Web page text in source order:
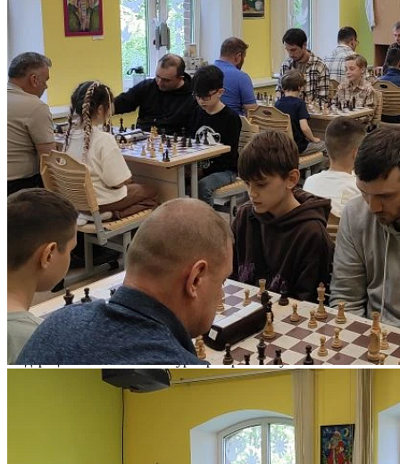
18 мая 2026 01:05
Количество просмотров: 372
Яркое, праздничное событие-семейный шахматный турнир,
состоялся 17 мая в Детско-юношеском центре «На
Комсомольской». Турнир проходил в формате соревнований
семейных команд, посвящённый Дню Семьи! В состав команд
(семейных пар), принимающих участие в турнире, входили
юные шахматисты, обучающиеся в шахматных студиях ДЮЦ
"На Комсомольской", родители (законные представители) и
ближайшие родственники (дедушка, бабушка).
Соревнования проводились по Правилам игры в шахматы,
утверждённым Министерством спорта Российской
Федерации. В шахматном турнире приняли участие 16
семейных команд из студий: «Белая ладья» рук. Ситников
В.А., «Королевский гамбит»рук. Валеева Г.Ф., «Шахматное
королевство» рук. Калинников Д.С. Проведение турнира
было нацелено на сплочение и укрепление семейных
ценностей, традиций и популяризации шахмат как стиля